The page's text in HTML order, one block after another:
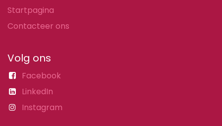
Startpagina
Contacteer ons
Volg ons
Facebook
LinkedIn
Instagram